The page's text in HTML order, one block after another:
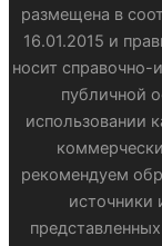
размещена в
16.01.2015 и
носит справочно-
публичной
использовании
рекомендуем
источники